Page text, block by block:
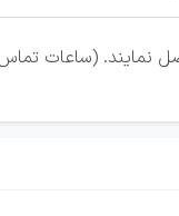
(ساعات تماس با شماره